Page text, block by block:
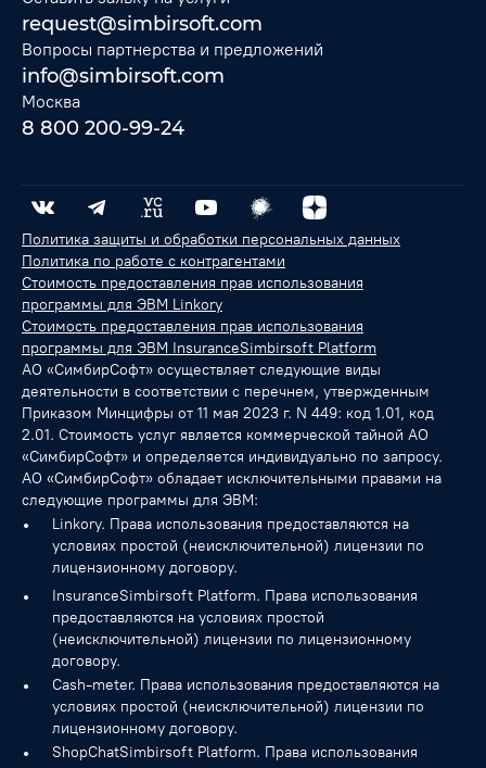
request@simbirsoft.com
Вопросы партнерства и предложений
info@simbirsoft.com
Москва
8 800 200-99-24
Политика защиты и обработки персональных данных
Политика по работе с контрагентами
Стоимость предоставления прав использования
программы для ЭВМ Linkory
Стоимость предоставления прав использования
программы для ЭВМ InsuranceSimbirsoft Platform
АО «СимбирСофт» осуществляет следующие виды
деятельности в соответствии с перечнем, утвержденным
Приказом Минцифры от 11 мая 2023 г. N 449: код 1.01, код
2.01. Стоимость услуг является коммерческой тайной АО
«СимбирСофт» и определяется индивидуально по запросу.
АО «СимбирСофт» обладает исключительными правами на
следующие программы для ЭВМ:
Linkory. Права использования предоставляются на
условиях простой (неисключительной) лицензии по
лицензионному договору.
InsuranceSimbirsoft Platform. Права использования
предоставляются на условиях простой
(неисключительной) лицензии по лицензионному
договору.
Cash-meter. Права использования предоставляются на
условиях простой (неисключительной) лицензии по
лицензионному договору.
ShopChatSimbirsoft Platform. Права использования